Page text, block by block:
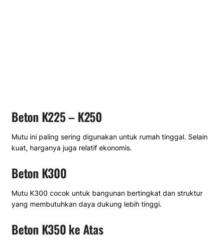
Beton K225 – K250
Mutu ini paling sering digunakan untuk rumah tinggal. Selain
kuat, harganya juga relatif ekonomis.
Beton K300
Mutu K300 cocok untuk bangunan bertingkat dan struktur
yang membutuhkan daya dukung lebih tinggi.
Beton K350 ke Atas